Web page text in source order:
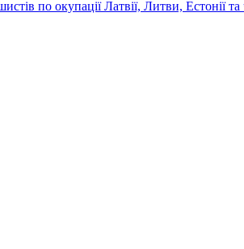
по окупації Латвії, Литви, Естонії